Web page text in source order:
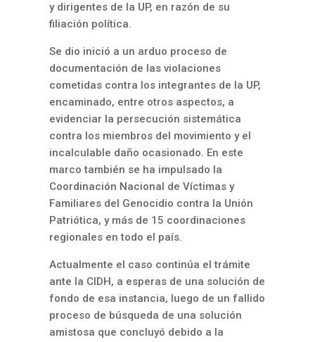
y dirigentes de la UP, en razón de su
filiación política.
Se dio inició a un arduo proceso de
documentación de las violaciones
cometidas contra los integrantes de la UP,
encaminado, entre otros aspectos, a
evidenciar la persecución sistemática
contra los miembros del movimiento y el
incalculable daño ocasionado. En este
marco también se ha impulsado la
Coordinación Nacional de Víctimas y
Familiares del Genocidio contra la Unión
Patriótica, y más de 15 coordinaciones
regionales en todo el país.
Actualmente el caso continúa el trámite
ante la CIDH, a esperas de una solución de
fondo de esa instancia, luego de un fallido
proceso de búsqueda de una solución
amistosa que concluyó debido a la